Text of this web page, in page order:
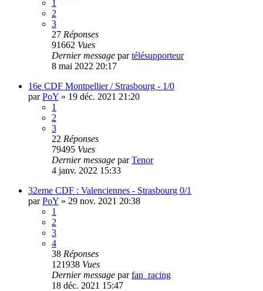
1
2
3
27 Réponses
91662 Vues
Dernier message partélésupporteur
8 mai 2022 20:17
16e CDF Montpellier / Strasbourg - 1/0
parPoY » 19 déc. 2021 21:20
1
2
3
22 Réponses
79495 Vues
Dernier message parTenor
4 janv. 2022 15:33
32eme CDF : Valenciennes - Strasbourg 0/1
parPoY » 29 nov. 2021 20:38
1
2
3
4
38 Réponses
121938 Vues
Dernier message parfan_racing
18 déc. 2021 15:47